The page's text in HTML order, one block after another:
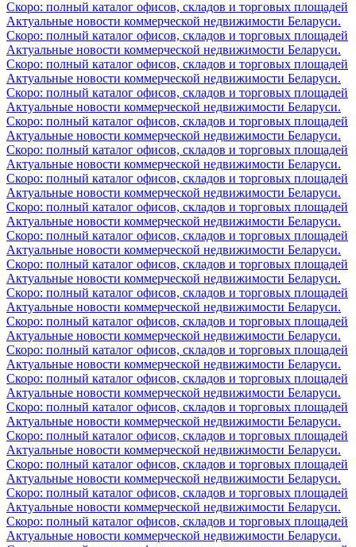
Скоро: полный каталог офисов, складов и торговых площадей
Актуальные новости коммерческой недвижимости Беларуси.
Скоро: полный каталог офисов, складов и торговых площадей
Актуальные новости коммерческой недвижимости Беларуси.
Скоро: полный каталог офисов, складов и торговых площадей
Актуальные новости коммерческой недвижимости Беларуси.
Скоро: полный каталог офисов, складов и торговых площадей
Актуальные новости коммерческой недвижимости Беларуси.
Скоро: полный каталог офисов, складов и торговых площадей
Актуальные новости коммерческой недвижимости Беларуси.
Скоро: полный каталог офисов, складов и торговых площадей
Актуальные новости коммерческой недвижимости Беларуси.
Скоро: полный каталог офисов, складов и торговых площадей
Актуальные новости коммерческой недвижимости Беларуси.
Скоро: полный каталог офисов, складов и торговых площадей
Актуальные новости коммерческой недвижимости Беларуси.
Скоро: полный каталог офисов, складов и торговых площадей
Актуальные новости коммерческой недвижимости Беларуси.
Скоро: полный каталог офисов, складов и торговых площадей
Актуальные новости коммерческой недвижимости Беларуси.
Скоро: полный каталог офисов, складов и торговых площадей
Актуальные новости коммерческой недвижимости Беларуси.
Скоро: полный каталог офисов, складов и торговых площадей
Актуальные новости коммерческой недвижимости Беларуси.
Скоро: полный каталог офисов, складов и торговых площадей
Актуальные новости коммерческой недвижимости Беларуси.
Скоро: полный каталог офисов, складов и торговых площадей
Актуальные новости коммерческой недвижимости Беларуси.
Скоро: полный каталог офисов, складов и торговых площадей
Актуальные новости коммерческой недвижимости Беларуси.
Скоро: полный каталог офисов, складов и торговых площадей
Актуальные новости коммерческой недвижимости Беларуси.
Скоро: полный каталог офисов, складов и торговых площадей
Актуальные новости коммерческой недвижимости Беларуси.
Скоро: полный каталог офисов, складов и торговых площадей
Актуальные новости коммерческой недвижимости Беларуси.
Скоро: полный каталог офисов, складов и торговых площадей
Актуальные новости коммерческой недвижимости Беларуси.